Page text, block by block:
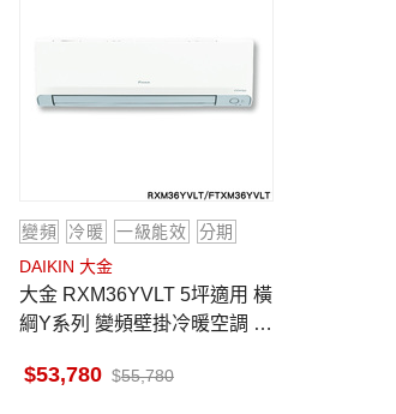
變頻 冷暖 一級能效
分期
DAIKIN 大金
大金 RXM36YVLT 5坪適用 橫
綱Y系列 變頻壁掛冷暖空調 F
53,780 55,780